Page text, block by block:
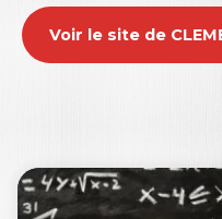
Voir le site de